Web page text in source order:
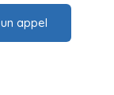
appel